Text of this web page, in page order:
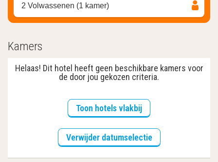
2 Volwassenen (1 kamer)
Kamers
Helaas! Dit hotel heeft geen beschikbare kamers voor
de door jou gekozen criteria.
Toon hotels vlakbij
Verwijder datumselectie